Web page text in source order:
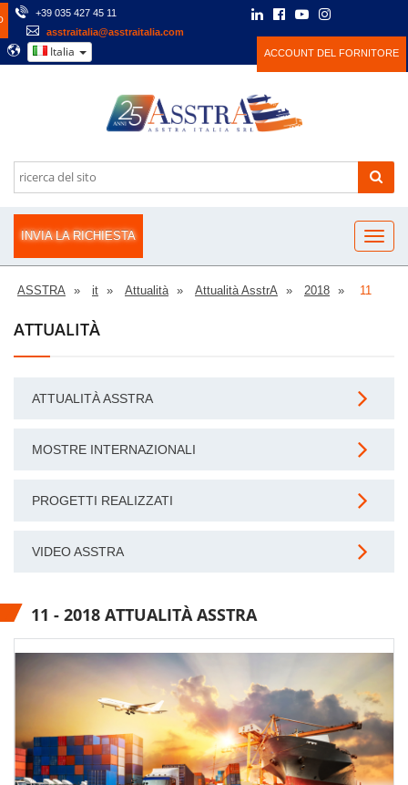
+39 035 427 45 11
asstraitalia@asstraitalia.com
Italia ACCOUNT DEL FORNITORE
INVIA LA RICHIESTA
ASSTRA it Attualità Attualità AsstrA 2018 11
ATTUALITÀ
ATTUALITÀ ASSTRA
MOSTRE INTERNAZIONALI
PROGETTI REALIZZATI
VIDEO ASSTRA
11 - 2018 ATTUALITÀ ASSTRA